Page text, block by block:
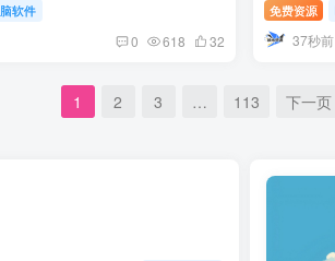
软件
0 618 32
免费资源
37秒前
1 2 3 … 113 下一页